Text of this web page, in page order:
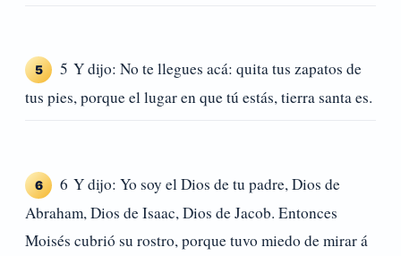
5
5 Y dijo: No te llegues acá: quita tus zapatos de
tus pies, porque el lugar en que tú estás, tierra santa es.
6
6 Y dijo: Yo soy el Dios de tu padre, Dios de
Abraham, Dios de Isaac, Dios de Jacob. Entonces
Moisés cubrió su rostro, porque tuvo miedo de mirar á